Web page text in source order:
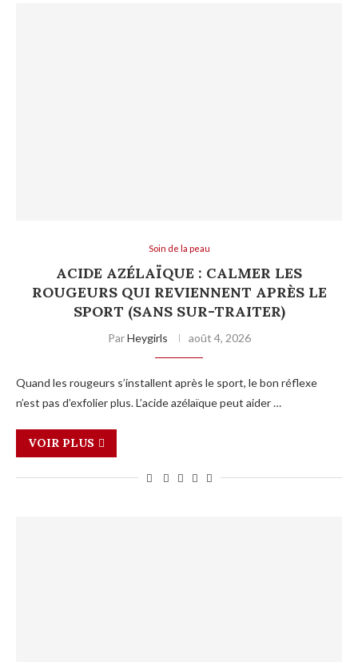
Soin de la peau
ACIDE AZÉLAÏQUE : CALMER LES
ROUGEURS QUI REVIENNENT APRÈS LE
SPORT (SANS SUR-TRAITER)
ParHeygirls août 4, 2026
Quand les rougeurs s’installent après le sport, le bon réflexe
n’est pas d’exfolier plus. L’acide azélaïque peut aider …
VOIR PLUS